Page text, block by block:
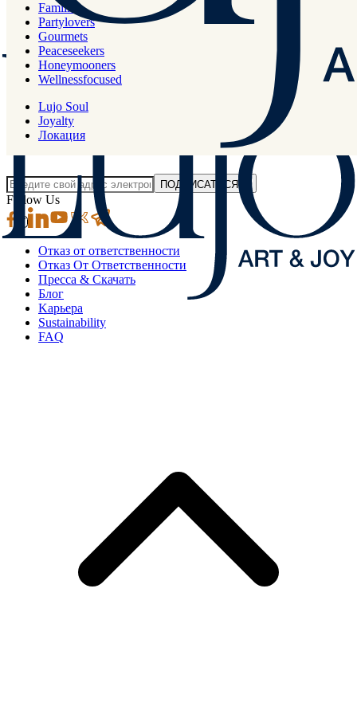
Families
Partylovers
Gourmets
Peaceseekers
Honeymooners
Wellnessfocused
Lujo Soul
Joyalty
Локация
Meşelik Mah. Çomça Mevkii Sok. No:10 48200 Bodrum - Muğla /
Türkiye
+90 444 00 01
info.bodrum@lujohotel.com
Хотели бы вы подписаться на нашу электронную рассылку?
ПОДПИСАТЬСЯ
Follow Us
Отказ от ответственности
Отказ От Ответственности
Пресса & Скачать
Блог
Kарьера
Sustainability
FAQ